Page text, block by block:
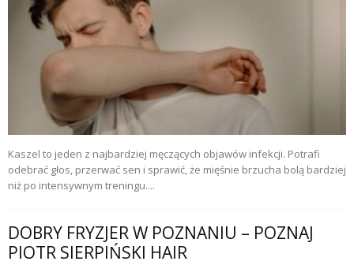
Kaszel to jeden z najbardziej męczących objawów infekcji. Potrafi
odebrać głos, przerwać sen i sprawić, że mięśnie brzucha bolą bardziej
niż po intensywnym treningu....
DOBRY FRYZJER W POZNANIU – POZNAJ
PIOTR SIERPIŃSKI HAIR